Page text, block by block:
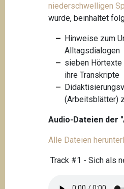
niederschwelligen
wurde, beinhaltet
Hinweise zum
Alltagsdialogen
sieben
ihre Transkripte
(Arbeitsblätter)
Audio-Dateien der
Alle Dateien
Track #1 - Sich als